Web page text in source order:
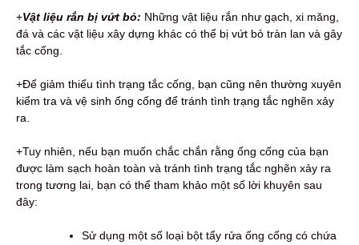
+Vật liệu rắn bị vứt bỏ: Những vật liệu rắn như gạch, xi măng,
đá và các vật liệu xây dựng khác có thể bị vứt bỏ tràn lan và gây
tắc cống.
+Để giảm thiểu tình trạng tắc cống, bạn cũng nên thường xuyên
kiểm tra và vệ sinh ống cống để tránh tình trạng tắc nghẽn xảy
ra.
+Tuy nhiên, nếu bạn muốn chắc chắn rằng ống cống của bạn
được làm sạch hoàn toàn và tránh tình trạng tắc nghẽn xảy ra
trong tương lai, bạn có thể tham khảo một số lời khuyên sau
đây:
Sử dụng một số loại bột tẩy rửa ống cống có chứa